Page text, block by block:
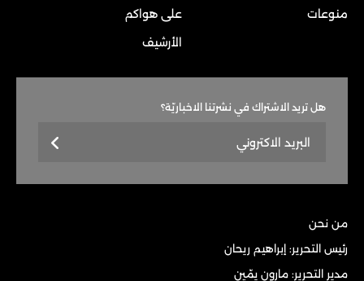
منوعات
على هواكم
الأرشيف
هل تريد الاشتراك في نشرتنا الاخباريّة؟
من نحن
رئيس التحرير: إبراهيم ريحان
مدير التحرير: مارون يمّين